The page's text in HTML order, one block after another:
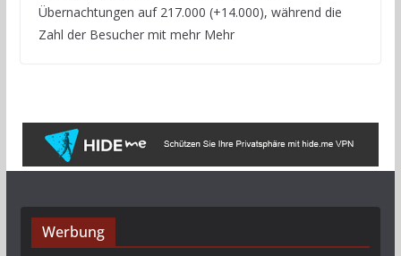
Übernachtungen auf 217.000 (+14.000), während die
Zahl der Besucher mit mehr Mehr
Werbung